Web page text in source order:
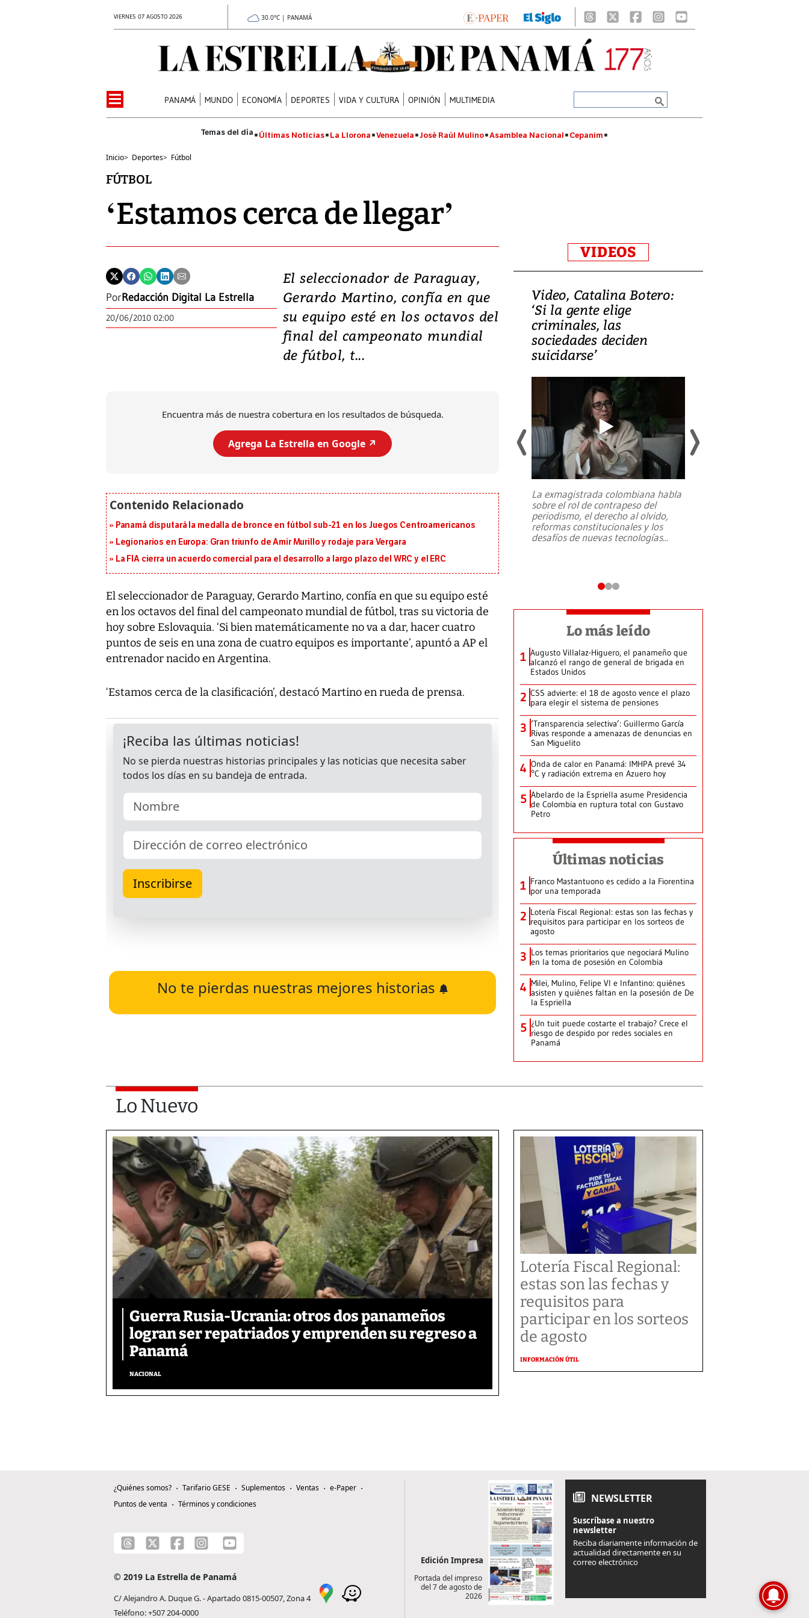
VIERNES 07 AGOSTO 2026 30.0°C | PANAMÁ
PANAMÁ MUNDO ECONOMÍA DEPORTES VIDA Y CULTURA OPINIÓN MULTIMEDIA
Últimas Noticias La Llorona Venezuela José Raúl Mulino Asamblea Nacional Cepanim
Inicio> Deportes> Fútbol
FÚTBOL
‘Estamos cerca de llegar’
PorRedacción Digital La Estrella
20/06/2010 02:00
El seleccionador de Paraguay,
Gerardo Martino, confía en que
su equipo esté en los octavos del
final del campeonato mundial
de fútbol, t...
Encuentra más de nuestra cobertura en los resultados de búsqueda.
Agrega La Estrella en Google ↗️
Panamá disputará la medalla de bronce en fútbol sub-21 en los Juegos Centroamericanos
Legionarios en Europa: Gran triunfo de Amir Murillo y rodaje para Vergara
La FIA cierra un acuerdo comercial para el desarrollo a largo plazo del WRC y el ERC
El seleccionador de Paraguay, Gerardo Martino, confía en que su equipo esté
en los octavos del final del campeonato mundial de fútbol, tras su victoria de
hoy sobre Eslovaquia. ‘Si bien matemáticamente no va a dar, hacer cuatro
puntos de seis en una zona de cuatro equipos es importante’, apuntó a AP el
entrenador nacido en Argentina.
‘Estamos cerca de la clasificación’, destacó Martino en rueda de prensa.
No te pierdas nuestras mejores historias
VIDEOS
Video, Japón: Terremoto
deja heridos y graves
daños en Kumamoto
al sur de Japón, provocando una
Video, Catalina Botero:
‘Si la gente elige
criminales, las
sociedades deciden
suicidarse’
La exmagistrada colombiana habla
sobre el rol de contrapeso del
periodismo, el derecho al olvido,
reformas constitucionales y los
desafíos de nuevas tecnologías...
Lo más leído
1 Augusto Villalaz-Higuero, el panameño que
alcanzó el rango de general de brigada en
Estados Unidos
2 CSS advierte: el 18 de agosto vence el plazo
para elegir el sistema de pensiones
3 ‘Transparencia selectiva’: Guillermo García
Rivas responde a amenazas de denuncias en
San Miguelito
4 Onda de calor en Panamá: IMHPA prevé 34
°C y radiación extrema en Azuero hoy
5 Abelardo de la Espriella asume Presidencia
de Colombia en ruptura total con Gustavo
Petro
Últimas noticias
1 Franco Mastantuono es cedido a la Fiorentina
por una temporada
2 Lotería Fiscal Regional: estas son las fechas y
requisitos para participar en los sorteos de
agosto
3 Los temas prioritarios que negociará Mulino
en la toma de posesión en Colombia
4 Milei, Mulino, Felipe VI e Infantino: quiénes
asisten y quiénes faltan en la posesión de De
la Espriella
5 ¿Un tuit puede costarte el trabajo? Crece el
riesgo de despido por redes sociales en
Panamá
Lo Nuevo
Guerra Rusia-Ucrania: otros dos panameños
logran ser repatriados y emprenden su regreso a
Panamá
NACIONAL
Lotería Fiscal Regional:
estas son las fechas y
requisitos para
participar en los sorteos
de agosto
INFORMACIÓN ÚTIL
¿Quiénes somos? Tarifario GESE Suplementos Ventas
e-Paper
Puntos de venta
Términos y condiciones
© 2019 La Estrella de Panamá
C/ Alejandro A. Duque G. - Apartado 0815-00507, Zona 4
Teléfono: +507 204-0000
Edición Impresa
Portada del impreso
del 7 de agosto de
2026
NEWSLETTER
Suscríbase a nuestro
newsletter
Reciba diariamente información de
actualidad directamente en su
correo electrónico